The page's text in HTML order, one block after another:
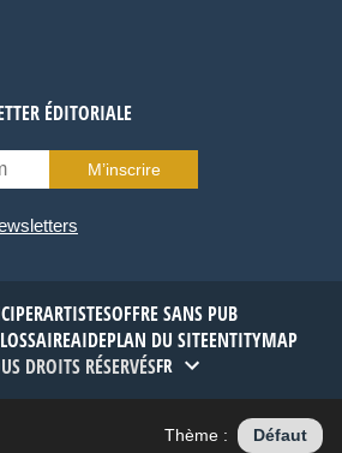
ÉDITORIALE
M’inscrire
ARTISTESOFFRE SANS PUB
AIDEPLAN DU SITEENTITYMAP
DROITS RÉSERVÉSFR
Thème : Défaut